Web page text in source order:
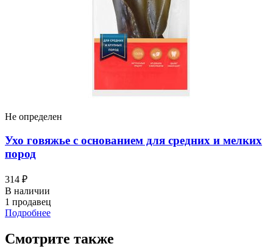
Не определен
Ухо говяжье с основанием для средних и мелких
пород
314 ₽
В наличии
1 продавец
Подробнее
Смотрите также